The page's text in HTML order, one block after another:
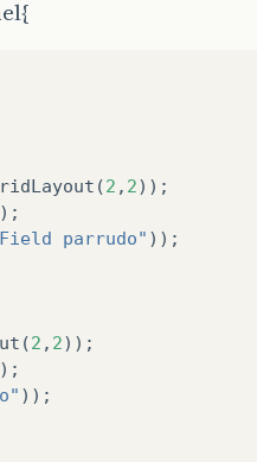
(2 , 2));
parrudo" ));
(2 , 2));
));